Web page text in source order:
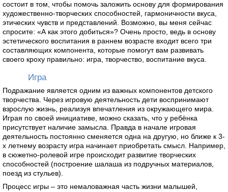
состоит в том, чтобы помочь заложить основу для формирования
художественно-творческих способностей, гармоничности вкуса,
этических чувств и представлений. Возможно, вы меня сейчас
спросите: «А как этого добиться»? Очень просто, ведь в основу
эстетического воспитания в раннем возрасте входит всего три
составляющих компонента, которые помогут вам развивать
своего кроху правильно: игра, творчество, воспитание вкуса.
Игра
Подражание является одним из важных компонентов детского
творчества. Через игровую деятельность дети воспринимают
взрослую жизнь, реализуя впечатления из окружающего мира.
Играя по своей инициативе, можно сказать, что у ребёнка
присутствует наличие замысла. Правда в начале игровая
деятельность постоянно сменяется одна на другую, но ближе к 3-
х летнему возрасту игра начинает приобретать смысл. Например,
в сюжетно-ролевой игре происходит развитие творческих
способностей (построение шалаша из подручных материалов,
поезд из стульев).
Процесс игры – это немаловажная часть жизни малышей,